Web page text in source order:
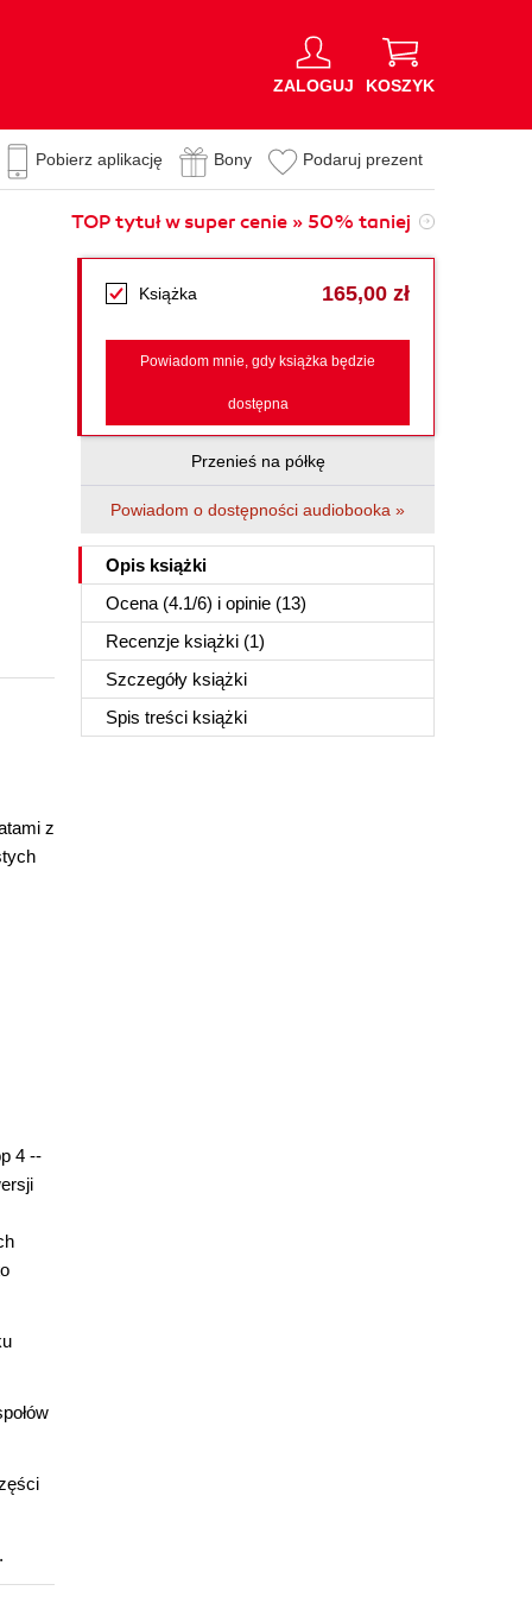
ZALOGUJ KOSZYK
Pobierz aplikację Bony Podaruj prezent
TOP tytuł w super cenie » 50% taniej
Książka 165,00 zł
Powiadom mnie, gdy książka będzie
dostępna
Przenieś na półkę
Powiadom o dostępności audiobooka »
Opis książki
Ocena (4.1/6) i opinie (13)
Recenzje książki (1)
Szczegóły książki
Spis treści książki
z
4 --